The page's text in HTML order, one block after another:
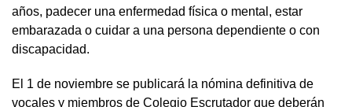
años, padecer una enfermedad física o mental, estar
embarazada o cuidar a una persona dependiente o con
discapacidad.
El 1 de noviembre se publicará la nómina definitiva de
vocales y miembros de Colegio Escrutador que deberán